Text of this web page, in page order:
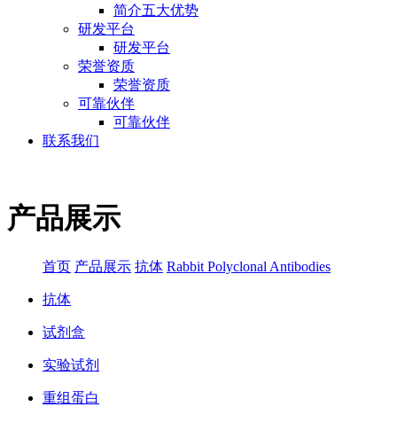
简介五大优势
研发平台
研发平台
荣誉资质
荣誉资质
可靠伙伴
可靠伙伴
联系我们
产品展示
首页 产品展示 抗体 Rabbit Polyclonal Antibodies
抗体
试剂盒
实验试剂
重组蛋白